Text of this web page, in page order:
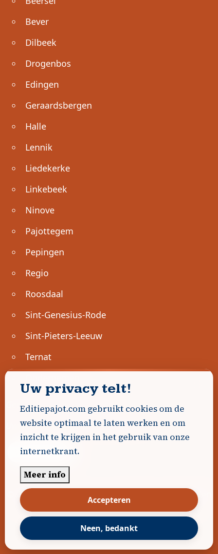
Bever
Dilbeek
Drogenbos
Edingen
Geraardsbergen
Halle
Lennik
Liedekerke
Linkebeek
Ninove
Pajottegem
Pepingen
Regio
Roosdaal
Sint-Genesius-Rode
Sint-Pieters-Leeuw
Ternat
Geen advertenties gevonden.
Uw advertentie hier? Contacteer ons!
Word Partner!
© 2026 Editiepajot.com
Algemene voorwaarden
|Disclaimer Privacybeleid Cookiebeleid|
Gerealiseerd doorDavidHosse.net
Uw privacy telt!
Editiepajot.com gebruikt cookies om de
website optimaal te laten werken en om
inzicht te krijgen in het gebruik van onze
internetkrant.
Meer info
Accepteren
Neen, bedankt